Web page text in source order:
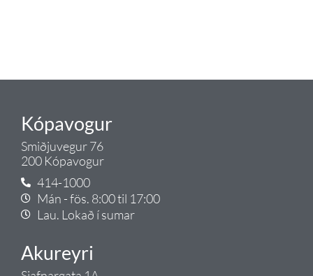
Kópavogur
Smiðjuvegur 76
200 Kópavogur
414-1000
Mán - fös. 8:00 til 17:00
Lau. Lokað í sumar
Akureyri